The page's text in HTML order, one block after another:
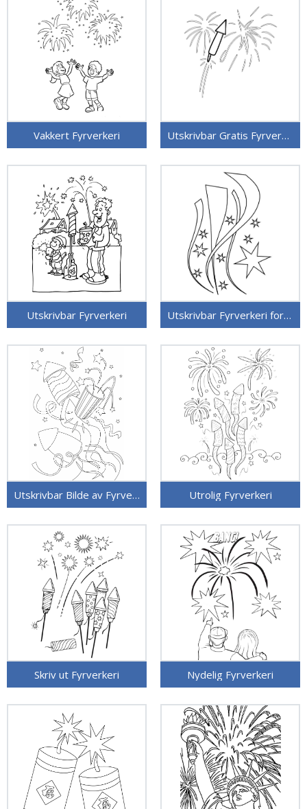
Vakkert Fyrverkeri Utskrivbar Gratis Fyrverkeri
Utskrivbar Fyrverkeri Utskrivbar Fyrverkeri for Barn
Utskrivbar Bilde av Fyrverkeri Utrolig Fyrverkeri
Skriv ut Fyrverkeri Nydelig Fyrverkeri